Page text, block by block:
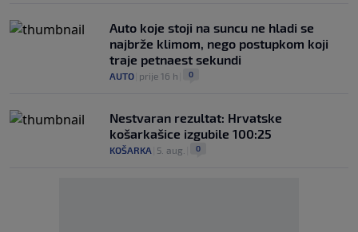
Auto koje stoji na suncu ne hladi se
najbrže klimom, nego postupkom koji
traje petnaest sekundi
AUTO prije 16 h 0
Nestvaran rezultat: Hrvatske
košarkašice izgubile 100:25
KOŠARKA 5. aug. 0